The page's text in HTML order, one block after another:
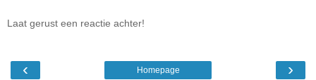
Laat gerust een reactie achter!
‹ ›
Homepage